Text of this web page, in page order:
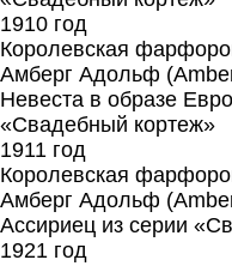
1910 год
Королевская
Амберг Адольф
Невеста в образе
«Свадебный кортеж»
1911 год
Королевская
Амберг Адольф
Ассириец из серии
1921 год